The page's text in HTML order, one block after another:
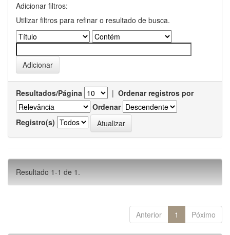
Adicionar filtros:
Utilizar filtros para refinar o resultado de busca.
Resultados/Página | Ordenar registros por
Ordenar
Registro(s)
Resultado 1-1 de 1.
Anterior 1 Póximo